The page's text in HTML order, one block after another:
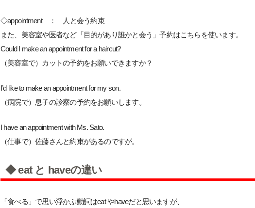
◇appointment ： 人と会う約束
また、美容室や医者など「目的があり誰かと会う」予約はこちらを使います。
Could I make an appointment for a haircut?
（美容室で）カットの予約をお願いできますか？
I’d like to make an appointment for my son.
（病院で）息子の診察の予約をお願いします。
I have an appointment with Ms. Sato.
（仕事で）佐藤さんと約束があるのですが。
◆ eat と haveの違い
「食べる」で思い浮かぶ動詞はeat やhaveだと思いますが、